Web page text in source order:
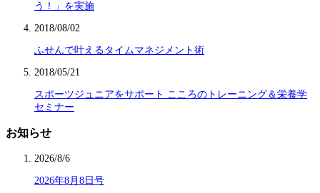
う！」を実施
2018/08/02
ふせんで叶えるタイムマネジメント術
2018/05/21
スポーツジュニアをサポート こころのトレーニング＆栄養学
セミナー
お知らせ
2026/8/6
2026年8月8日号